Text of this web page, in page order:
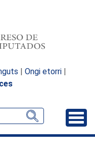
| Ongi etorri |